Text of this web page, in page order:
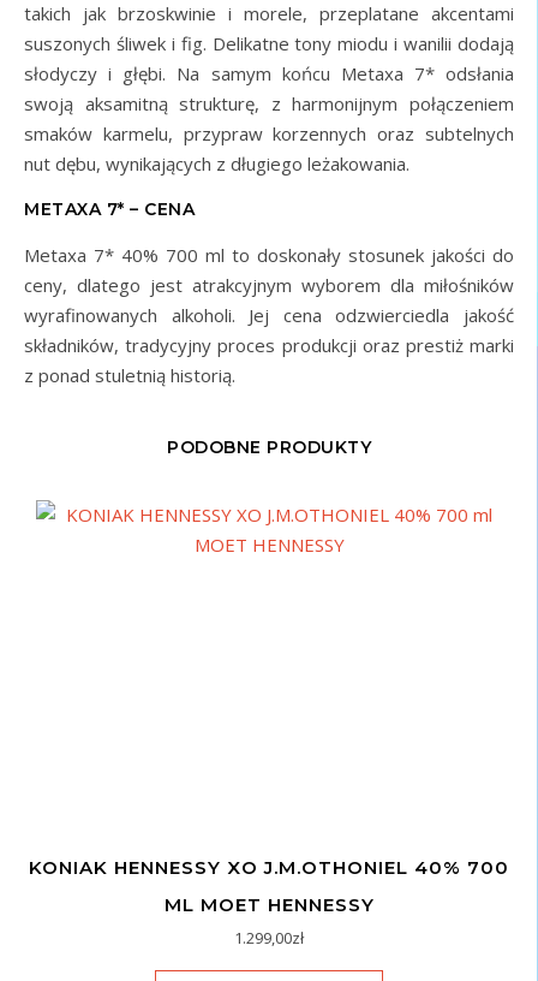
takich jak brzoskwinie i morele, przeplatane akcentami
suszonych śliwek i fig. Delikatne tony miodu i wanilii dodają
słodyczy i głębi. Na samym końcu Metaxa 7* odsłania
swoją aksamitną strukturę, z harmonijnym połączeniem
smaków karmelu, przypraw korzennych oraz subtelnych
nut dębu, wynikających z długiego leżakowania.
METAXA 7* – CENA
Metaxa 7* 40% 700 ml to doskonały stosunek jakości do
ceny, dlatego jest atrakcyjnym wyborem dla miłośników
wyrafinowanych alkoholi. Jej cena odzwierciedla jakość
składników, tradycyjny proces produkcji oraz prestiż marki
z ponad stuletnią historią.
PODOBNE PRODUKTY
KONIAK HENNESSY XO J.M.OTHONIEL 40% 700
ML MOET HENNESSY
1.299,00zł